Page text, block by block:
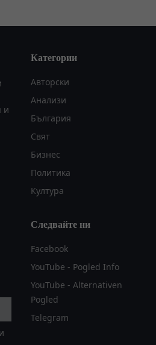
и
Категории
Авторски
Анализи
България
Свят
Бизнес
Политика
Култура
Следвайте ни
Facebook
YouTube - Pogled Info
YouTube - Alternativen
Pogled
Telegram